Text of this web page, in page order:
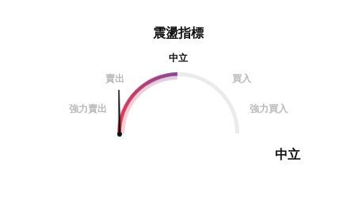
震盪指標
中立
賣出
買入
強力賣出 強力買入
中立